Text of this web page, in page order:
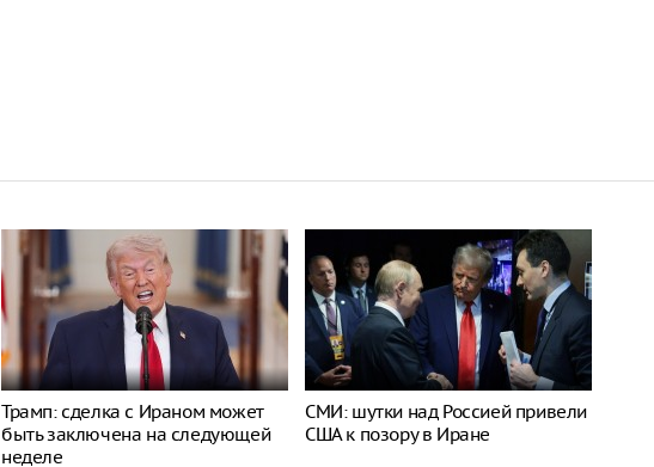
Трамп: сделка с Ираном может
быть заключена на следующей
неделе
СМИ: шутки над Россией привели
США к позору в Иране